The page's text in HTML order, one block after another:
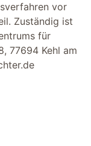
vor
Zuständig ist
für
77694 Kehl am